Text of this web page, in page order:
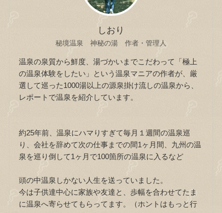
しおり
秘境温泉 神秘の湯 作者・管理人
温泉の泉質から鮮度、湯づかいまでこだわって「極上
の温泉体験をしたい」という温泉マニアの作者が、厳
選して巡った1000湯以上の源泉掛け流しの温泉から、
レポートで温泉を紹介しています。
約25年前、温泉にハマりすぎて毎月１週間の温泉巡
り、会社を辞めて次の仕事までの間1ヶ月間、九州の温
泉を巡り倒して1ヶ月で100箇所の温泉に入るなど
頭の中温泉しかない人生を送っていました。
今は子供達中心に家族や友達と、歩幅を合わせてたま
に温泉へ寄らせてもらってます。（ホントはもっと行